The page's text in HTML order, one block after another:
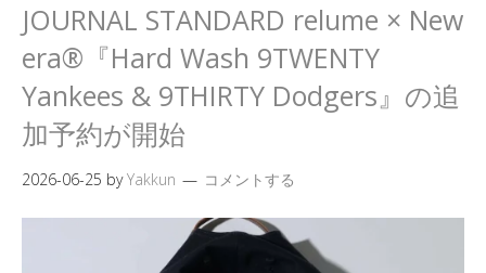
JOURNAL STANDARD relume × New
era®『Hard Wash 9TWENTY
Yankees & 9THIRTY Dodgers』の追
加予約が開始
2026-06-25 byYakkun コメントする